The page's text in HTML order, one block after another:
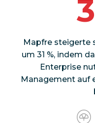
Mapfre steigerte
um 31 %, indem
Enterprise
Management auf